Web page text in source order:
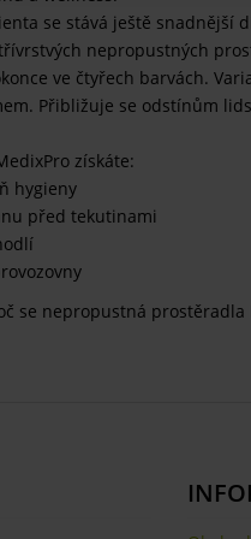
se stává ještě snadnější
nepropustných
ve čtyřech barvách.
Přibližuje se odstínům
získáte:
hygieny
před tekutinami
se nepropustná